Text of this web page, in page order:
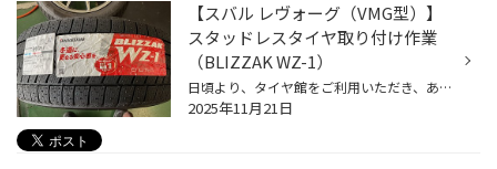
【スバル レヴォーグ（VMG型）】
スタッドレスタイヤ取り付け作業
（BLIZZAK WZ-1）
日頃より、タイヤ館をご利用いただき、ありがとうございます。 さて、当店と同じチェーン店の近隣タイヤ館店舗で作業いたしましたタイヤ交換作業をご紹介します。 （WEB掲載をご快諾いただきましたお客様！大変感謝しております。 いつもご愛顧いただき誠にありがとうございます！！） おクルマ：ス...
2025年11月21日